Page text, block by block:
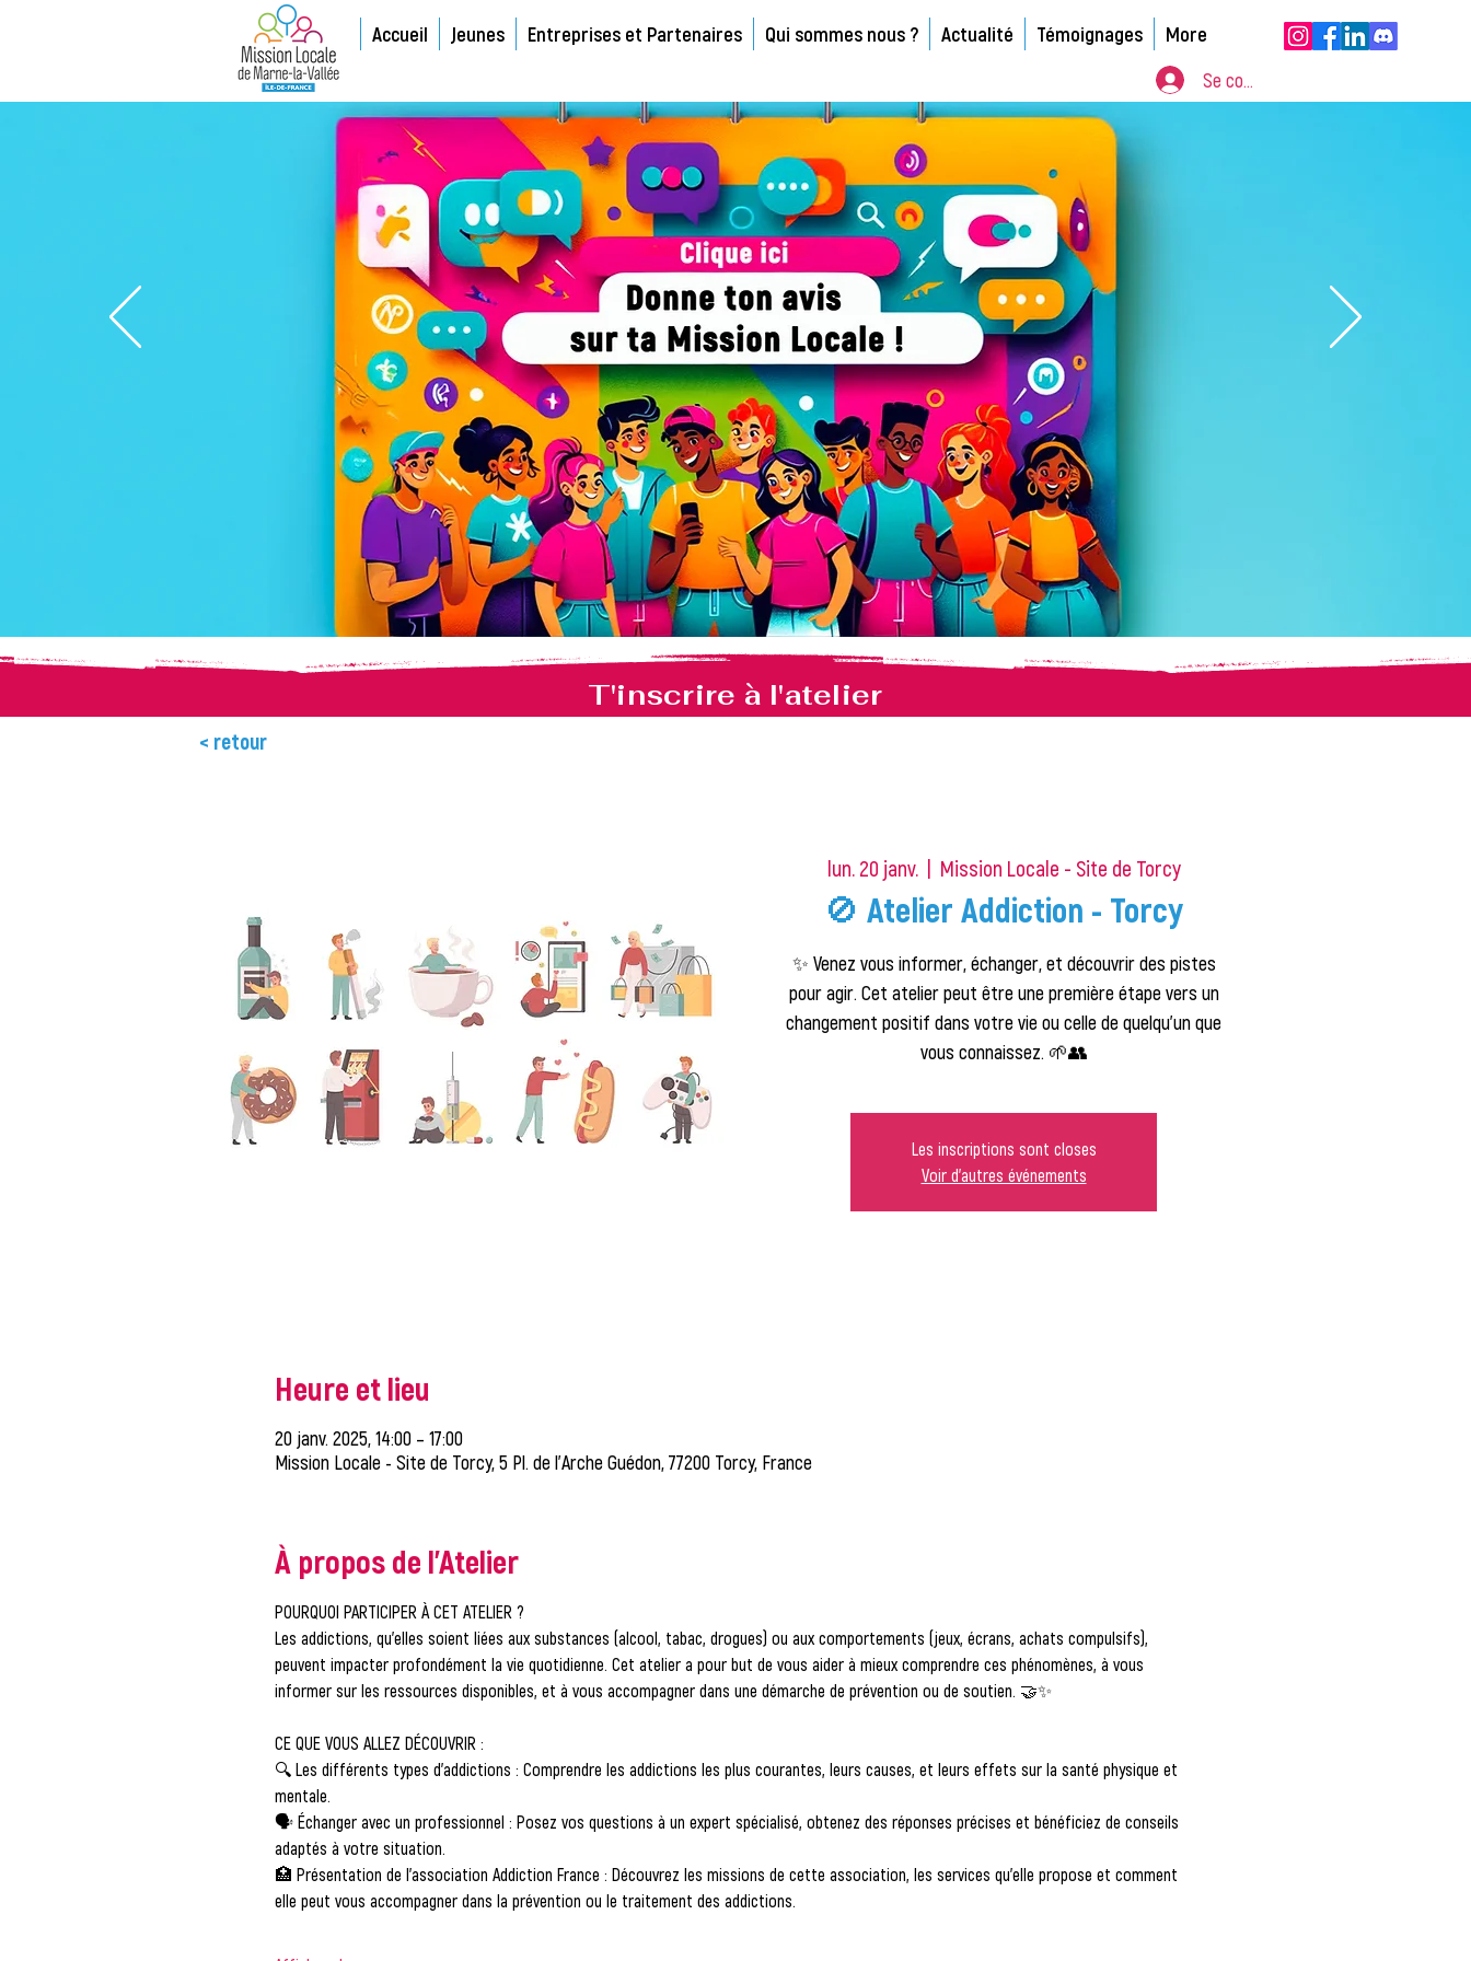
Accueil Jeunes Entreprises et Partenaires Qui sommes nous ? Actualité Témoignages More
Se connecter
T'inscrire à l'atelier
< retour
lun. 20 janv.
  |
Mission Locale - Site de Torcy
🚫 Atelier Addiction - Torcy
✨ Venez vous informer, échanger, et découvrir des pistes
pour agir. Cet atelier peut être une première étape vers un
changement positif dans votre vie ou celle de quelqu'un que
vous connaissez. 🌱👥
Les inscriptions sont closes
Voir d'autres événements
Heure et lieu
20 janv. 2025, 14:00 – 17:00
Mission Locale - Site de Torcy, 5 Pl. de l'Arche Guédon, 77200 Torcy, France
À propos de l'Atelier
POURQUOI PARTICIPER À CET ATELIER ?
Les addictions, qu'elles soient liées aux substances (alcool, tabac, drogues) ou aux comportements (jeux, écrans, achats compulsifs),
peuvent impacter profondément la vie quotidienne. Cet atelier a pour but de vous aider à mieux comprendre ces phénomènes, à vous
informer sur les ressources disponibles, et à vous accompagner dans une démarche de prévention ou de soutien. 🤝✨
CE QUE VOUS ALLEZ DÉCOUVRIR :
🔍 Les différents types d'addictions : Comprendre les addictions les plus courantes, leurs causes, et leurs effets sur la santé physique et
mentale.
🗣️ Échanger avec un professionnel : Posez vos questions à un expert spécialisé, obtenez des réponses précises et bénéficiez de conseils
adaptés à votre situation.
🏥 Présentation de l'association Addiction France : Découvrez les missions de cette association, les services qu'elle propose et comment
elle peut vous accompagner dans la prévention ou le traitement des addictions.